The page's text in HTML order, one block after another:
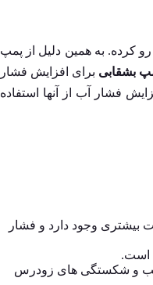
کرده. به همین دلیل از پمپ
بشقابی برای افزایش فشار
فشار آب از آنها استفاده
بیشتری وجود دارد و فشار
آسیب و شکستگی های زودرس